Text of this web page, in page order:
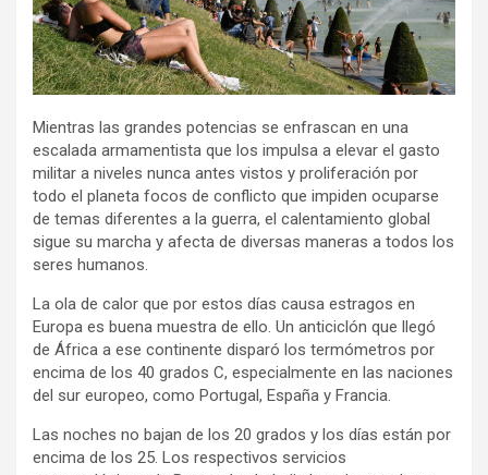
Mientras las grandes potencias se enfrascan en una
escalada armamentista que los impulsa a elevar el gasto
militar a niveles nunca antes vistos y proliferación por
todo el planeta focos de conflicto que impiden ocuparse
de temas diferentes a la guerra, el calentamiento global
sigue su marcha y afecta de diversas maneras a todos los
seres humanos.
La ola de calor que por estos días causa estragos en
Europa es buena muestra de ello. Un anticiclón que llegó
de África a ese continente disparó los termómetros por
encima de los 40 grados C, especialmente en las naciones
del sur europeo, como Portugal, España y Francia.
Las noches no bajan de los 20 grados y los días están por
encima de los 25. Los respectivos servicios